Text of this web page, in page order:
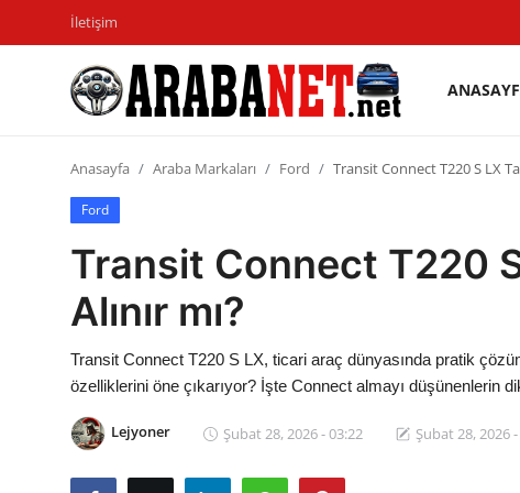
İletişim
Giriş
Kayıt
Anasayfa
İletişim
Araba Markaları
Paketler
Kronik Sorunlar
Anasayfa Araba Markaları Ford Transit Connect T220 S LX
Ford
Transit Connect T220
Alınır mı?
Transit Connect T220 S LX, ticari araç dünyasında pratik
özelliklerini öne çıkarıyor? İşte Connect almayı düşünenlerin
Lejyoner Şubat 28, 2026 - 03:22 Şubat 28, 2026